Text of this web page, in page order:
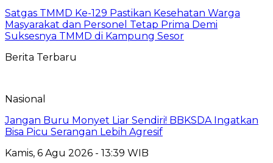
Satgas TMMD Ke-129 Pastikan Kesehatan Warga
Masyarakat dan Personel Tetap Prima Demi
Suksesnya TMMD di Kampung Sesor
Berita Terbaru
Nasional
Jangan Buru Monyet Liar Sendiri! BBKSDA Ingatkan
Bisa Picu Serangan Lebih Agresif
Kamis, 6 Agu 2026 - 13:39 WIB